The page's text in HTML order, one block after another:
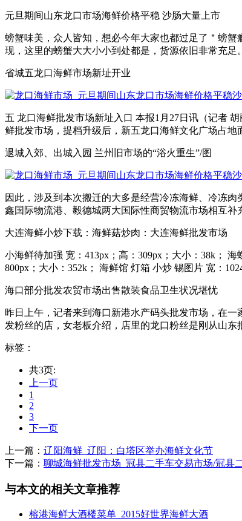
元旦期间山东龙口市场海鲜价格平稳 沙肠大量上市
螃蟹味美，众人皆知，想必今年大家也都过足了＂螃
现，这里的螃蟹大大小小到处都是，货源依旧非常充
省城五龙口海鲜市场新址开业
五 龙口海鲜批发市场新址入口 本报1月27日讯（记者
鲜批发市场，提档升级后，新五龙口海鲜文化广场占地
退城入郊、出城入园 兰州旧市场的“浴火重生”/图
因此，涉及到本次搬迁的大多是经营冷冻海鲜、冷冻
鑫国际物流港、毅德城两大国际性商贸物流市场相互补
大连海鲜小炒下载：海鲜菇炒肉：大连海鲜批发市场
小海鲜待加强 宽：413px；高：309px；大小：38k；
800px；大小：352k； 海鲜馆 灯箱 小炒 锡图片 宽：
海口部分批发农贸市场出售散装食品卫生状况堪忧
昨日上午，记者来到海口新港水产码头批发市场，在
发粉丝的店，女老板介绍，店里的龙口粉丝是刚从山
标签：
共3页:
上一页
1
2
3
下一页
上一篇： 辽阳海鲜_辽阳：白塔区举办海鲜文化节
下一篇： 聊城海鲜批发市场_冠县二手车交易市场/冠县
与本文的相关文章推荐
榕港海鲜大酒楼菜单_2015好世界海鲜大酒